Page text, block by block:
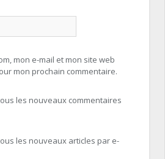
mon e-mail et mon site web
mon prochain commentaire.
les nouveaux commentaires
les nouveaux articles par e-